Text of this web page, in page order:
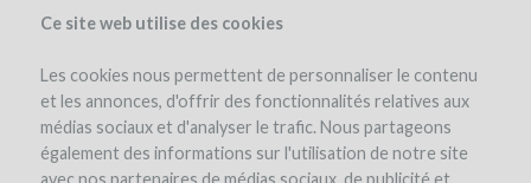
Ce site web utilise des cookies
Les cookies nous permettent de personnaliser le contenu
et les annonces, d'offrir des fonctionnalités relatives aux
médias sociaux et d'analyser le trafic. Nous partageons
également des informations sur l'utilisation de notre site
avec nos partenaires de médias sociaux, de publicité et
el proyecto la empresa las ventajas opinión de expertos
investment details los detalles de la operación winefunders